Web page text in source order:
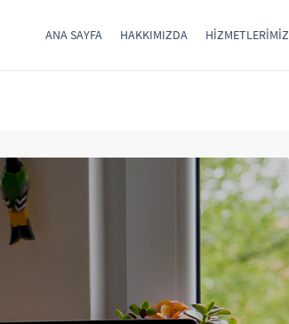
ANA SAYFA HAKKIMIZDA HIZMETLERIMIZ